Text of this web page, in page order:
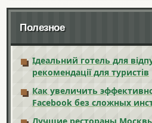
Полезное
Ідеальний готель для
рекомендації для туристів
Как увеличить
Facebook без сложных